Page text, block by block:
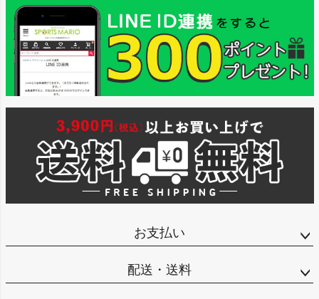
通学
ビジネス
もっと見る
インフィット INFIT
オン On
お支払い
配送・送料